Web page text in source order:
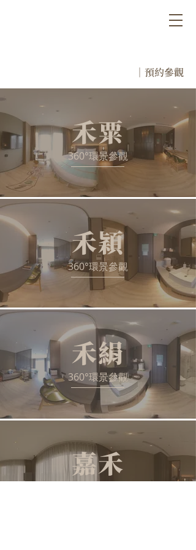
｜預約參觀
禾粟
360°環景參觀
禾穎
360°環景參觀
禾絹
360°環景參觀
嘉禾